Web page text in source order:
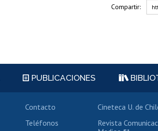
Compartir:
PUBLICACIONES
Contacto
Teléfonos
Cineteca U. de
Revista